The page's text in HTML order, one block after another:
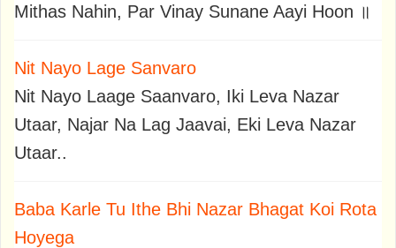
Mithas Nahin, Par Vinay Sunane Aayi Hoon ॥
Nit Nayo Lage Sanvaro
Nit Nayo Laage Saanvaro, Iki Leva Nazar
Utaar, Najar Na Lag Jaavai, Eki Leva Nazar
Utaar..
Baba Karle Tu Ithe Bhi Nazar Bhagat Koi Rota
Hoyega